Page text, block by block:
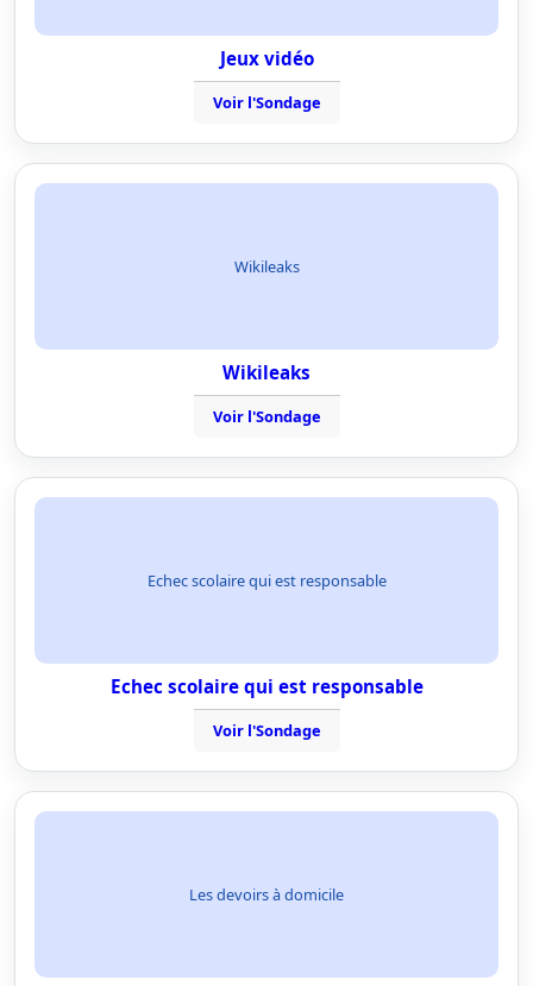
Jeux vidéo
Voir l'Sondage
Wikileaks
Wikileaks
Voir l'Sondage
Echec scolaire qui est responsable
Echec scolaire qui est responsable
Voir l'Sondage
Les devoirs à domicile